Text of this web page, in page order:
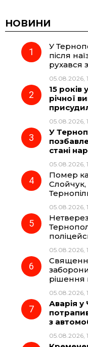
c
e
o
k
НОВИНИ
У
після
рухався
05.08.2026,
15 років
річної
05.08.2026,
У
стані
05.08.2026,
Помер
05.08.2026,
05.08.2026,
рішення
05.08.2026,
Аварія у
з
05.08.2026,